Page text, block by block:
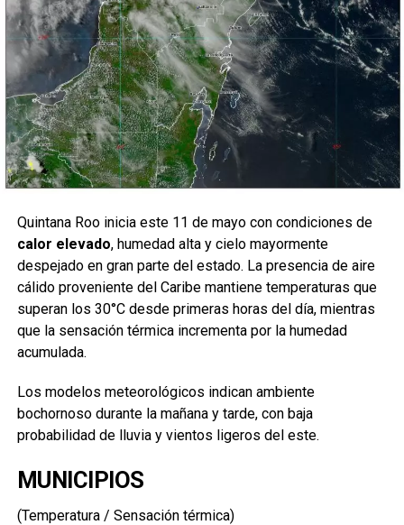
Quintana Roo inicia este 11 de mayo con condiciones de
calor elevado, humedad alta y cielo mayormente
despejado en gran parte del estado. La presencia de aire
cálido proveniente del Caribe mantiene temperaturas que
superan los 30°C desde primeras horas del día, mientras
que la sensación térmica incrementa por la humedad
acumulada.
Los modelos meteorológicos indican ambiente
bochornoso durante la mañana y tarde, con baja
probabilidad de lluvia y vientos ligeros del este.
MUNICIPIOS
(Temperatura / Sensación térmica)